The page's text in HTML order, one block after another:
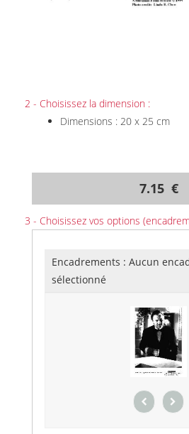
2 - Choisissez la dimension :
Dimensions : 20 x 25 cm
7.15 €
3 - Choisissez vos options
Encadrements : Aucun
sélectionné